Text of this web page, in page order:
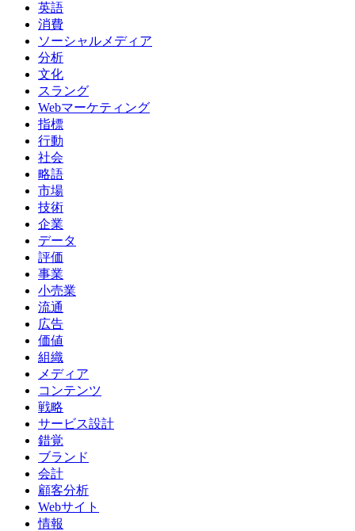
英語
消費
ソーシャルメディア
分析
文化
スラング
Webマーケティング
指標
行動
社会
略語
市場
技術
企業
データ
評価
事業
小売業
流通
広告
価値
組織
メディア
コンテンツ
戦略
サービス設計
錯覚
ブランド
会計
顧客分析
Webサイト
情報